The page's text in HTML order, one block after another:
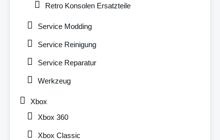
Retro Konsolen Ersatzteile
Service Modding
Service Reinigung
Service Reparatur
Werkzeug
Xbox
Xbox 360
Xbox Classic